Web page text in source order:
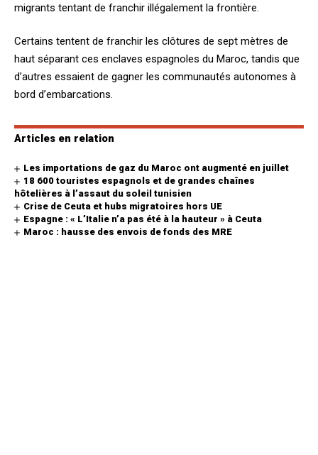
migrants tentant de franchir illégalement la frontière.
Certains tentent de franchir les clôtures de sept mètres de
haut séparant ces enclaves espagnoles du Maroc, tandis que
d’autres essaient de gagner les communautés autonomes à
bord d’embarcations.
Articles en relation
Les importations de gaz du Maroc ont augmenté en juillet
18 600 touristes espagnols et de grandes chaînes
hôtelières à l’assaut du soleil tunisien
Crise de Ceuta et hubs migratoires hors UE
Espagne : « L’Italie n’a pas été à la hauteur » à Ceuta
Maroc : hausse des envois de fonds des MRE